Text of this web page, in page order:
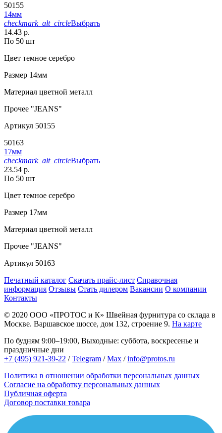
50155
14мм
checkmark_alt_circleВыбрать
14.43 р.
По 50 шт
Цвет темное серебро
Размер 14мм
Материал цветной металл
Прочее "JEANS"
Артикул 50155
50163
17мм
checkmark_alt_circleВыбрать
23.54 р.
По 50 шт
Цвет темное серебро
Размер 17мм
Материал цветной металл
Прочее "JEANS"
Артикул 50163
Печатный каталог Скачать прайс-лист Справочная
информация Отзывы Стать дилером Вакансии О компании
Контакты
© 2020 ООО «ПРОТОС и К» Швейная фурнитура со склада в
Москве. Варшавское шоссе, дом 132, строение 9. На карте
По будням 9:00–19:00, Выходные: суббота, воскресенье и
праздничные дни
+7 (495) 921-39-22 /Telegram /Max /info@protos.ru
Политика в отношении обработки персональных данных
Согласие на обработку персональных данных
Публичная оферта
Договор поставки товара